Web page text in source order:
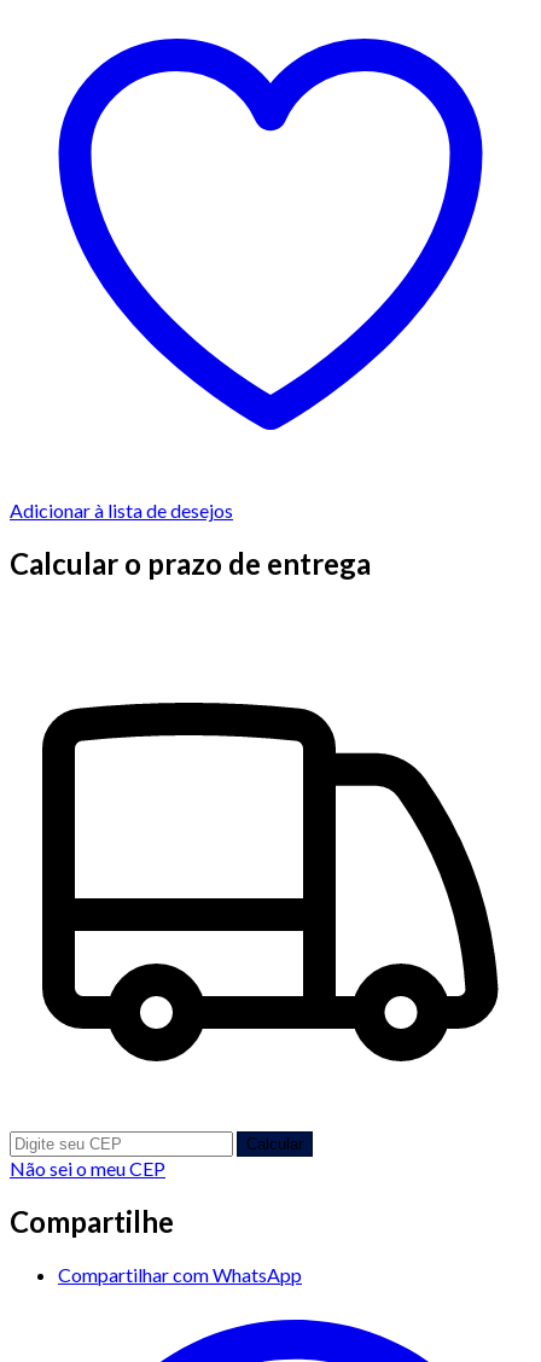
Adicionar à lista de desejos
Calcular o prazo de entrega
Calcular
Não sei o meu CEP
Compartilhe
Compartilhar com WhatsApp